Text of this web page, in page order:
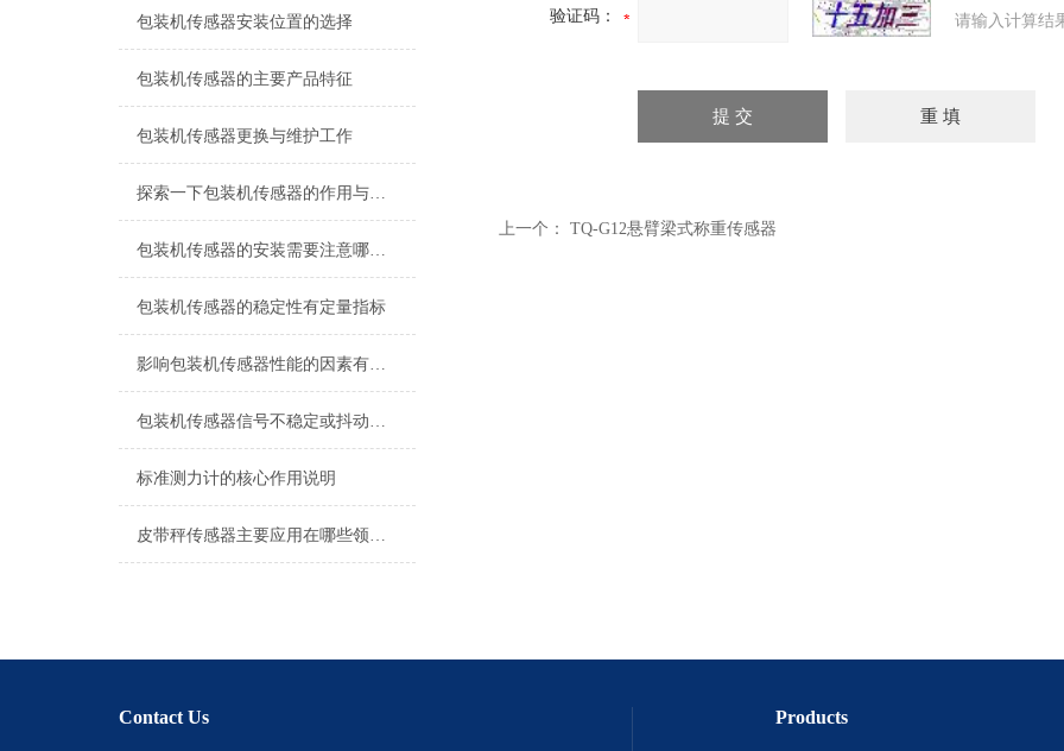
包装机传感器安装位置的选择
包装机传感器的主要产品特征
包装机传感器更换与维护工作
探索一下包装机传感器的作用与原理
包装机传感器的安装需要注意哪些问题？
包装机传感器的稳定性有定量指标
影响包装机传感器性能的因素有哪些？
包装机传感器信号不稳定或抖动的处理方法
标准测力计的核心作用说明
皮带秤传感器主要应用在哪些领域，它又具有哪些特点
验证码： 请输入计算结
上一个： TQ-G12悬臂梁式称重传感器
Contact Us Products